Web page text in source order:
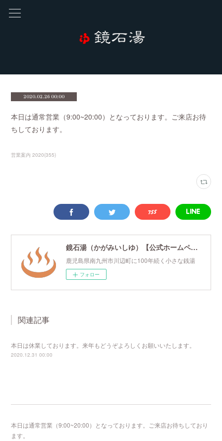
2020.02.26 00:00
本日は通常営業（9:00~20:00）となっております。ご来店お待
ちしております。
営業案内 2020(355)
鏡石湯（かがみいしゆ）【公式ホームページ】
鹿児島県南九州市川辺町に100年続く小さな銭湯
フォロー
関連記事
本日は休業しております。来年もどうぞよろしくお願いいたします。
2020.12.31 00:00
本日は通常営業（9:00~20:00）となっております。ご来店お待ちしており
ます。